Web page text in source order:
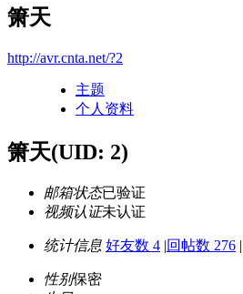
箫天
http://avr.cnta.net/?2
主题
个人资料
箫天(UID: 2)
邮箱状态已验证
视频认证未认证
统计信息 好友数 4 |回帖数 276 |
性别保密